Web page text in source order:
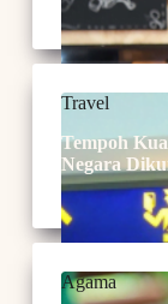
Travel
Tempoh
Negara
Agama